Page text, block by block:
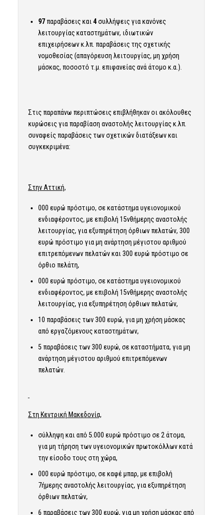
97παραβάσεις και4συλλήψεις για κανόνες
λειτουργίας καταστημάτων, ιδιωτικών
επιχειρήσεων κ.λπ. παραβάσεις της σχετικής
νομοθεσίας (απαγόρευση λειτουργίας, μη χρήση
μάσκας, ποσοστό τ.μ. επιφανείας ανά άτομο κ.α.).
Στις παραπάνω περιπτώσεις επιβλήθηκαν οι ακόλουθες
κυρώσεις για παραβίαση αναστολής λειτουργίας κ.λπ.
συναφείς παραβάσεις των σχετικών διατάξεων και
συγκεκριμένα:
Στην Αττική,
000 ευρώ πρόστιμο, σε κατάστημα υγειονομικού
ενδιαφέροντος, με επιβολή 15νθήμερης αναστολής
λειτουργίας, για εξυπηρέτηση όρθιων πελατών, 300
ευρώ πρόστιμο για μη ανάρτηση μέγιστου αριθμού
επιτρεπόμενων πελατών και 300 ευρώ πρόστιμο σε
όρθιο πελάτη,
000 ευρώ πρόστιμο, σε κατάστημα υγειονομικού
ενδιαφέροντος, με επιβολή 15νθήμερης αναστολής
λειτουργίας, για εξυπηρέτηση όρθιων πελατών,
10 παραβάσεις των 300 ευρώ, για μη χρήση μάσκας
από εργαζόμενους καταστημάτων,
5 παραβάσεις των 300 ευρώ, σε καταστήματα, για μη
ανάρτηση μέγιστου αριθμού επιτρεπόμενων
πελατών.
Στη Κεντρική Μακεδονία,
σύλληψη και από 5.000 ευρώ πρόστιμο σε 2 άτομα,
για μη τήρηση των υγειονομικών πρωτοκόλλων κατά
την είσοδο τους στη χώρα,
000 ευρώ πρόστιμο, σε καφέ μπαρ, με επιβολή
7ήμερης αναστολής λειτουργίας, για εξυπηρέτηση
όρθιων πελατών,
6 παραβάσεις των 300 ευρώ, για μη χρήση μάσκας από